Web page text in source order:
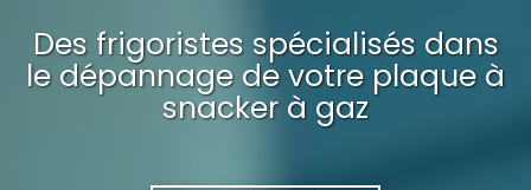
Des frigoristes spécialisés dans
le dépannagede votre plaque à
snacker à gaz